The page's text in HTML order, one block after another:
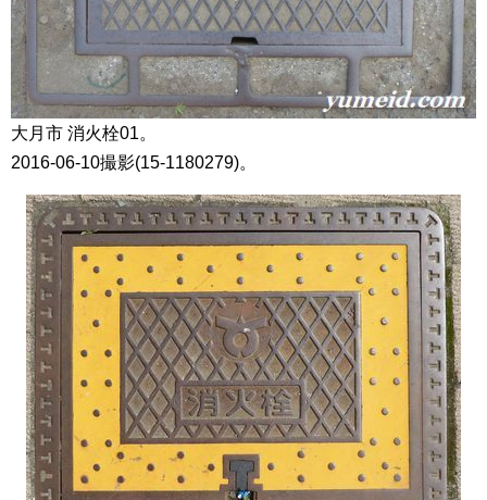
大月市 消火栓01。
2016-06-10撮影(15-1180279)。